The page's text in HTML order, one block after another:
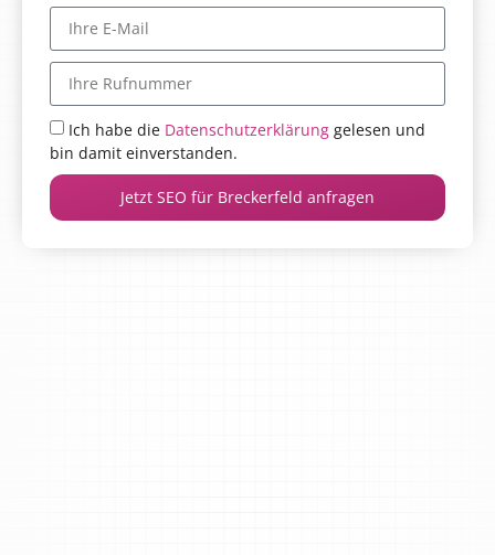
Ich habe die Datenschutzerklärung gelesen und
bin damit einverstanden.
Jetzt SEO für Breckerfeld anfragen